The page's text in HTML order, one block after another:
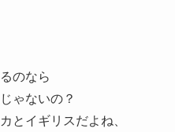
のなら
ゃないの？
とイギリスだよね、